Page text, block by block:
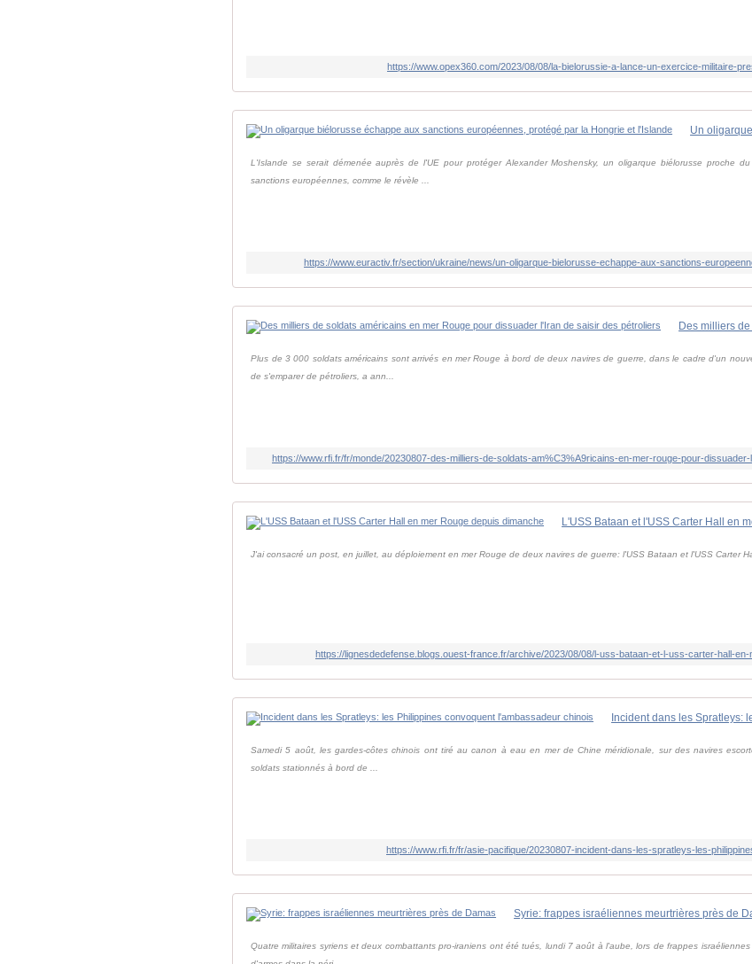
https://www.opex360.com/2023/08/08/la-bielorussie-a-lance-un-exercice-militaire-
L'Islande se serait démenée auprès de l'UE pour protéger Alexander Moshensky, un oligarque biélorusse proche
sanctions européennes, comme le révèle ...
https://www.euractiv.fr/section/ukraine/news/un-oligarque-bielorusse-echappe-aux-sanctions-
Plus de 3 000 soldats américains sont arrivés en mer Rouge à bord de deux navires de guerre, dans le cadre d'un
de s'emparer de pétroliers, a ann...
https://www.rfi.fr/fr/monde/20230807-des-milliers-de-soldats-am%C3%A9ricains-en-mer-rouge-pour-
L'USS Bataan et l'USS Carter Hall en
J'ai consacré un post, en juillet, au déploiement en mer Rouge de deux navires de guerre: l'USS Bataan et l'USS Carter
https://lignesdedefense.blogs.ouest-france.fr/archive/2023/08/08/l-uss-bataan-et-l-uss-carter-hall-
Samedi 5 août, les gardes-côtes chinois ont tiré au canon à eau en mer de Chine méridionale, sur des navires
soldats stationnés à bord de ...
https://www.rfi.fr/fr/asie-pacifique/20230807-incident-dans-les-spratleys-les-
Syrie: frappes israéliennes meurtrières près de
Quatre militaires syriens et deux combattants pro-iraniens ont été tués, lundi 7 août à l'aube, lors de frappes